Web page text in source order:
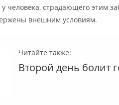
у человека, страдающего этим
внешним условиям.
Читайте также:
Второй день болит